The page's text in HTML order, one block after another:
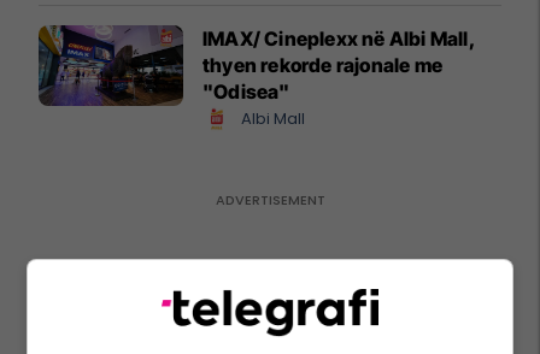
IMAX/ Cineplexx në Albi Mall,
thyen rekorde rajonale me
"Odisea"
Albi Mall